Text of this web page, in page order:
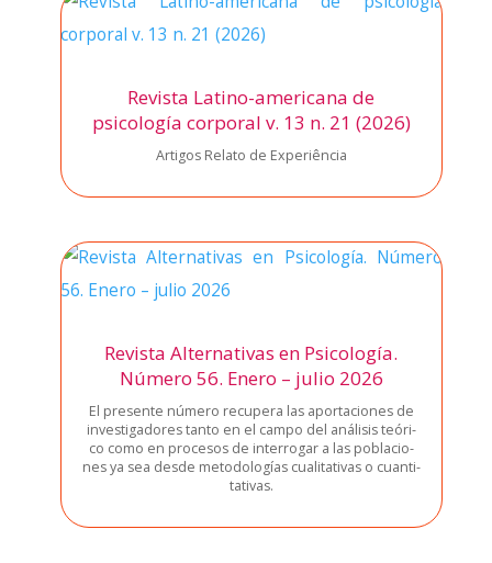
Revista Latino-americana de
psicología corporal v. 13 n. 21 (2026)
Arti­gos Rela­to de Expe­riên­cia
Revista Alternativas en Psicología.
Número 56. Enero – julio 2026
El pre­sen­te núme­ro recu­pe­ra las apor­ta­cio­nes de
inves­ti­ga­do­res tan­to en el cam­po del aná­li­sis teó­ri­
co como en pro­ce­sos de inte­rro­gar a las pobla­cio­
nes ya sea des­de meto­do­lo­gías cua­li­ta­ti­vas o cuan­ti­
ta­ti­vas.